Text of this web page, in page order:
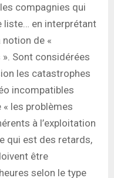
compagnies qui
liste… en interprétant
de «
Sont considérées
les catastrophes
incompatibles
« les problèmes
à l’exploitation
qui est des retards,
être
selon le type